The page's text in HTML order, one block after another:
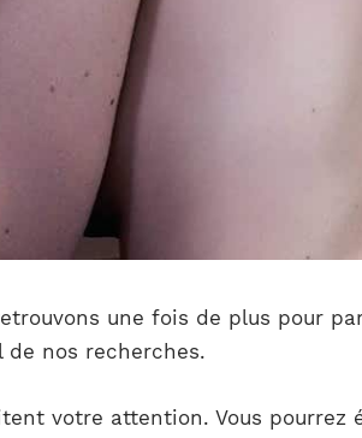
une fois de plus pour
nos recherches.
votre attention. Vous pourrez